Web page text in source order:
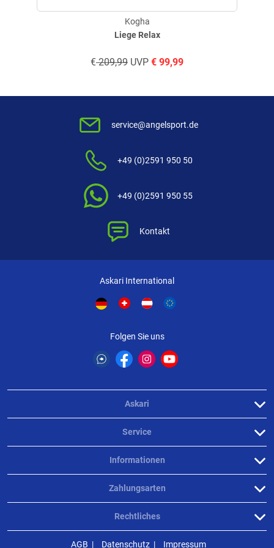
Liege Relax
Kogha
€209,99 UVP € 99,99
service@angelsport.de
+49 (0)2591 950 50
+49 (0)2591 950 55
Kontakt
Askari International
Folgen Sie uns
Askari
Service
Informationen
Rechtliches
Zahlungsarten
AGB Datenschutz Impressum